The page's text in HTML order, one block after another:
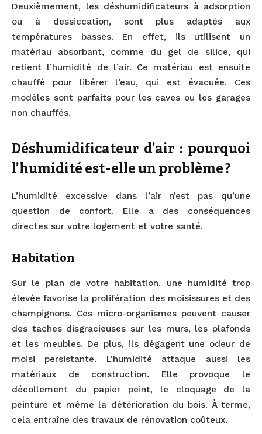
Deuxièmement, les déshumidificateurs à adsorption
ou à dessiccation, sont plus adaptés aux
températures basses. En effet, ils utilisent un
matériau absorbant, comme du gel de silice, qui
retient l’humidité de l’air. Ce matériau est ensuite
chauffé pour libérer l’eau, qui est évacuée. Ces
modèles sont parfaits pour les caves ou les garages
non chauffés.
Déshumidificateur d’air : pourquoi
l’humidité est-elle un problème ?
L’humidité excessive dans l’air n’est pas qu’une
question de confort. Elle a des conséquences
directes sur votre logement et votre santé.
Habitation
Sur le plan de votre habitation, une humidité trop
élevée favorise la prolifération des moisissures et des
champignons. Ces micro-organismes peuvent causer
des taches disgracieuses sur les murs, les plafonds
et les meubles. De plus, ils dégagent une odeur de
moisi persistante. L’humidité attaque aussi les
matériaux de construction. Elle provoque le
décollement du papier peint, le cloquage de la
peinture et même la détérioration du bois. À terme,
cela entraîne des travaux de rénovation coûteux.